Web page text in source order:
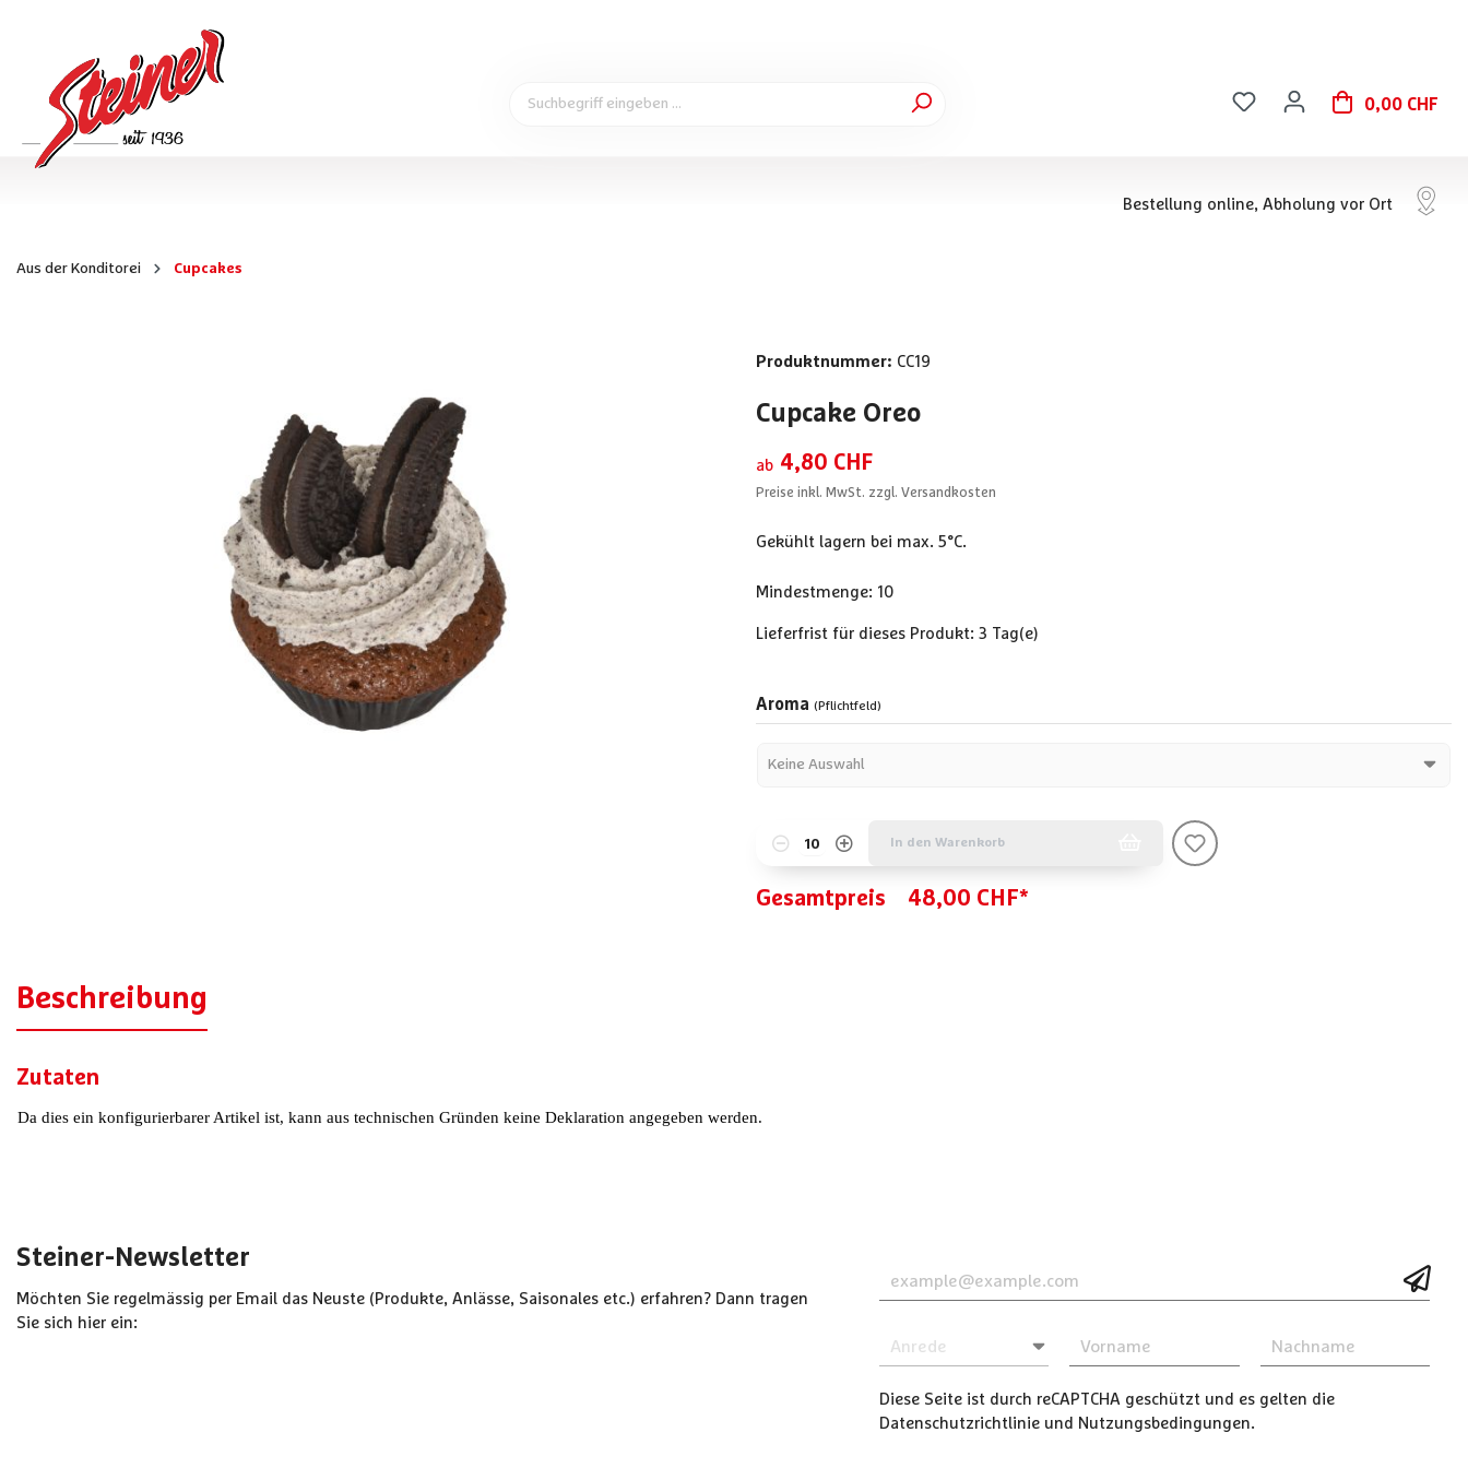
0,00 CHF
Bestellung online, Abholung vor Ort
Aus der Konditorei Cupcakes
Produktnummer: CC19
Cupcake Oreo
ab 4,80 CHF
Preise inkl. MwSt. zzgl. Versandkosten
Gekühlt lagern bei max. 5°C.
Mindestmenge: 10
Lieferfrist für dieses Produkt: 3 Tag(e)
Aroma (Pflichtfeld)
Gesamtpreis 48,00 CHF*
In den Warenkorb
Beschreibung
Zutaten
Da dies ein konfigurierbarer Artikel ist, kann aus technischen Gründen keine Deklaration angegeben werden.
Steiner-Newsletter
Möchten Sie regelmässig per Email das Neuste (Produkte, Anlässe, Saisonales etc.) erfahren? Dann tragen
Sie sich hier ein:
Diese Seite ist durch reCAPTCHA geschützt und es gelten die
Datenschutzrichtlinieund Nutzungsbedingungen.